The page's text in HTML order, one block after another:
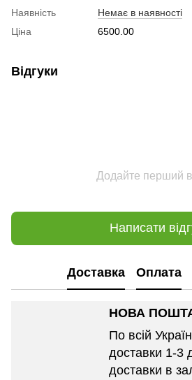
Наявність
Немає в наявності
Ціна
6500.00
Відгуки
Додайте перший
Написати
Доставка Оплата
НОВА
По всій
доставки 1-3
доставки в